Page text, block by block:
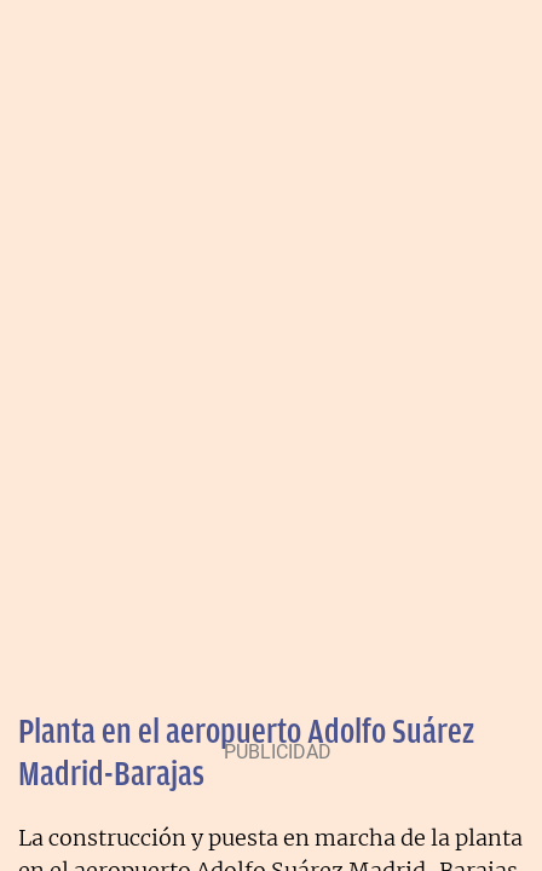
Planta en el aeropuerto Adolfo Suárez
Madrid-Barajas
La construcción y puesta en marcha de la planta